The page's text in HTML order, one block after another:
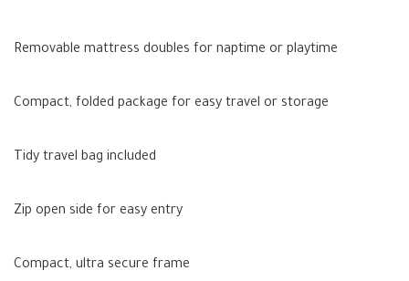
Removable mattress doubles for naptime or playtime
Compact, folded package for easy travel or storage
Tidy travel bag included
Zip open side for easy entry
Compact, ultra secure frame